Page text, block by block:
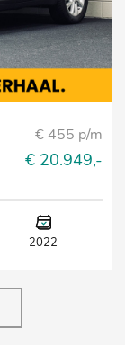
€ 455 p/m
€ 20.949,-
2022